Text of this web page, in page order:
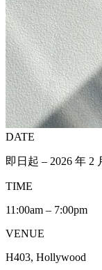
DATE
即日起 – 2026 年 2
TIME
11:00am – 7:00pm
VENUE
H403, Hollywood